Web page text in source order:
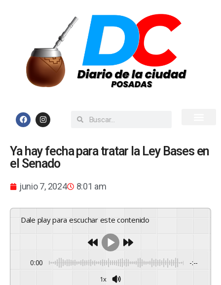
Ya hay fecha para tratar la Ley Bases en
el Senado
junio 7, 2024 8:01 am
Dale play para escuchar este contenido
0:00 -:--
1x